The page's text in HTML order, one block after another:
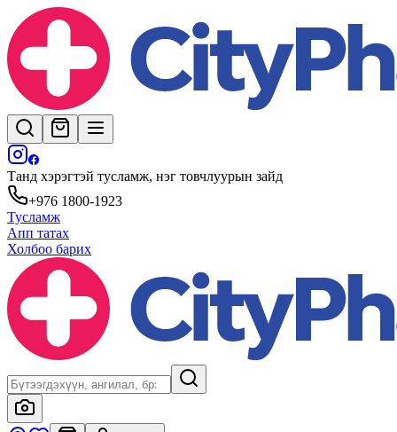
Танд хэрэгтэй тусламж, нэг товчлуурын зайд
+976 1800-1923
Тусламж
Апп татах
Холбоо барих